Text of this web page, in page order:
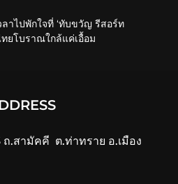
ลาไปพักใจที่ ‘ทับขวัญ รีสอร์ท
ยโบราณใกล้แค่เอื้อม
.สามัคคี ต.ท่าทราย อ.เมือง